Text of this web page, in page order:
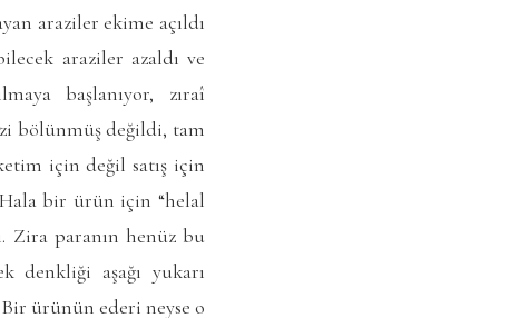
araziler ekime açıldı
araziler azaldı ve
başlanıyor, zıraî
bölünmüş değildi, tam
için değil satış için
bir ürün için “helal
Zira paranın henüz bu
denkliği aşağı yukarı
ürünün ederi neyse o